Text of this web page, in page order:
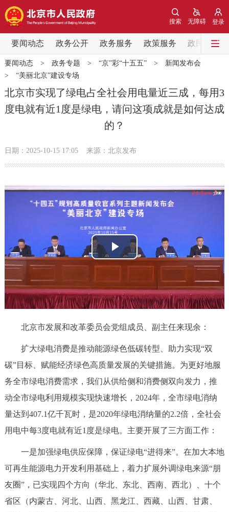
登录
无障碍
搜索
要闻动态 政务公开 政务服务 政策服务 政民互动
要闻动态
党中央精神 国务院信息 中央部委动态
北京要闻 会议信息 部门动态
政务公开
政策解读
决策公开 专题公开
政务服务
个人服务 法人服务 部门服务
便民服务 利企服务 投资项目
中介服务 阳光政务
政民互动
走进北京
北京概况 十六区概览 人文北京
要闻动态> 政务专题 > “京”彩“十五五”> 新闻发布会
> “美丽北京”建设专场
北京市实现了绿电占全社会用电量近三成，每用3
度电就有近1度是绿电，请问这项成就是如何达成
的？
日期：2025-10-15 17:05 来源：北京发布
播
放
视
频
北京市发展和改革委员会党组成员、副主任来现余：
扩大绿电消费是推动能源绿色低碳转型、助力实现“双
碳”目标、赋能经济绿色高质量发展的关键措施。为更好地服
务全市绿电消费需求，我们从供给侧和消费侧双向发力，推
动全市绿电利用规模实现快速增长，2024年，全市绿电消纳
量达到407.1亿千瓦时，是2020年绿电消纳量的2.2倍，全社会
用电中每3度电就有近1度是绿电。主要开展了三方面工作：
一是加强绿电供应保障，保证绿电“进得来”。在加大本地
可再生能源电力开发利用基础上，着力扩展外调绿电来源“朋
友圈”，已实现四个方向（华北、东北、西南、西北）、十个
省区（内蒙古、河北、山西、黑龙江、西藏、山西、甘肃、